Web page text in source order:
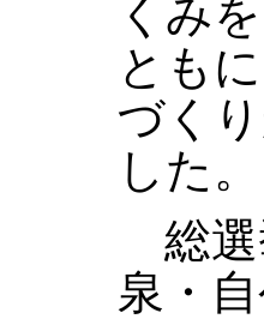
くみ
とも
づく
した。
総選
泉・